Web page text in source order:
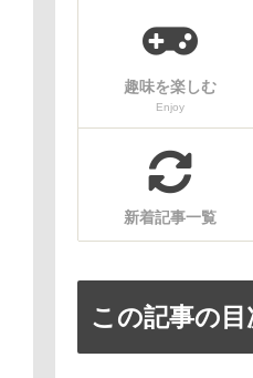
趣味を楽しむ
Enjoy
新着記事一覧
この記事の目